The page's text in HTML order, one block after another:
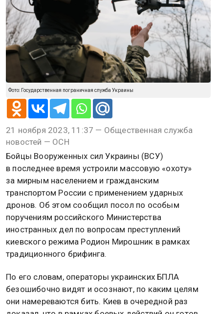
Фото: Государственная пограничная служба Украины
21 ноября 2023, 11:37 — Общественная служба
новостей — ОСН
Бойцы Вооруженных сил Украины (ВСУ)
в последнее время устроили массовую «охоту»
за мирным населением и гражданским
транспортом России с применением ударных
дронов. Об этом сообщил посол по особым
поручениям российского Министерства
иностранных дел по вопросам преступлений
киевского режима Родион Мирошник в рамках
традиционного брифинга.
По его словам, операторы украинских БПЛА
безошибочно видят и осознают, по каким целям
они намереваются бить. Киев в очередной раз